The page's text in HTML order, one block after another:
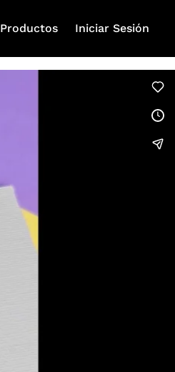
Productos Iniciar Sesión